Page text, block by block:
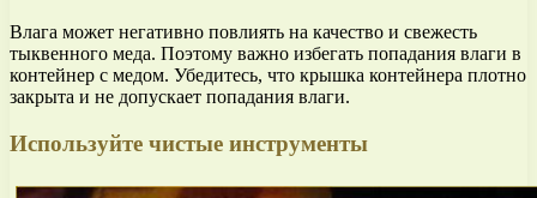
Влага может негативно повлиять на качество и свежесть
тыквенного меда. Поэтому важно избегать попадания влаги в
контейнер с медом. Убедитесь, что крышка контейнера плотно
закрыта и не допускает попадания влаги.
Используйте чистые инструменты